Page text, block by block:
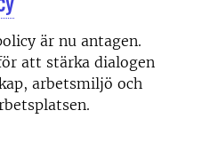
är nu antagen.
att stärka dialogen
arbetsmiljö och